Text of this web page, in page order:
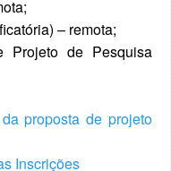
– remota;
Projeto de Pesquisa
proposta de projeto
Inscrições